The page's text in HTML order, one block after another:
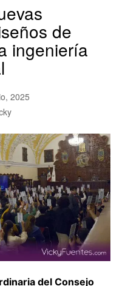
de
ingeniería
2025
del Consejo